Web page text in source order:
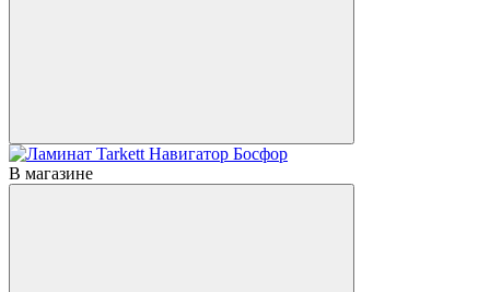
В магазине